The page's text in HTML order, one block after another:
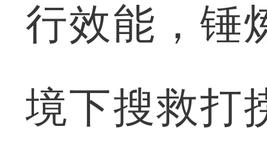
行效能，锤
境下搜救打